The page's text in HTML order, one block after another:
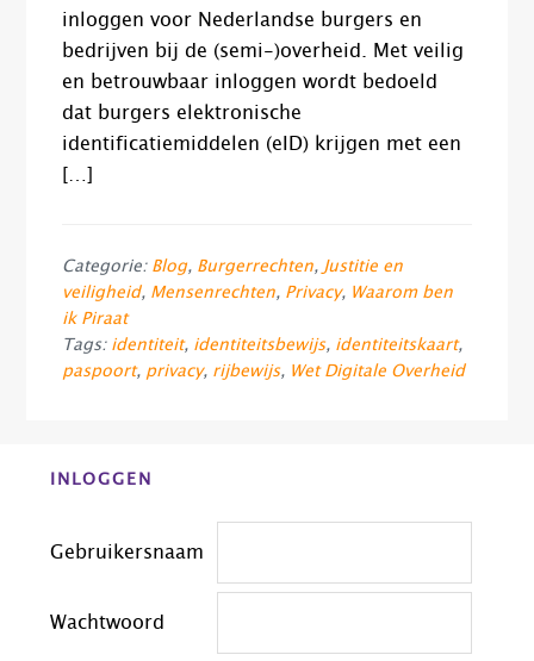
inloggen voor Nederlandse burgers en
bedrijven bij de (semi-)overheid. Met veilig
en betrouwbaar inloggen wordt bedoeld
dat burgers elektronische
identificatiemiddelen (eID) krijgen met een
[…]
Categorie: Blog, Burgerrechten, Justitie en
veiligheid, Mensenrechten, Privacy, Waarom ben
ik Piraat
Tags: identiteit, identiteitsbewijs, identiteitskaart,
paspoort, privacy, rijbewijs, Wet Digitale Overheid
Before
INLOGGEN
Gebruikersnaam
Wachtwoord